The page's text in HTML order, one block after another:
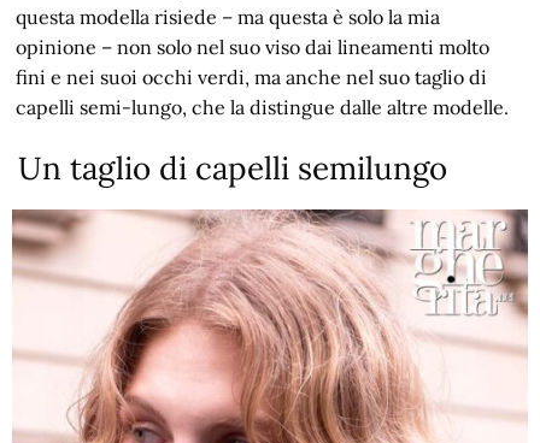
questa modella risiede – ma questa è solo la mia
opinione – non solo nel suo viso dai lineamenti molto
fini e nei suoi occhi verdi, ma anche nel suo taglio di
capelli semi-lungo, che la distingue dalle altre modelle.
Un taglio di capelli semilungo